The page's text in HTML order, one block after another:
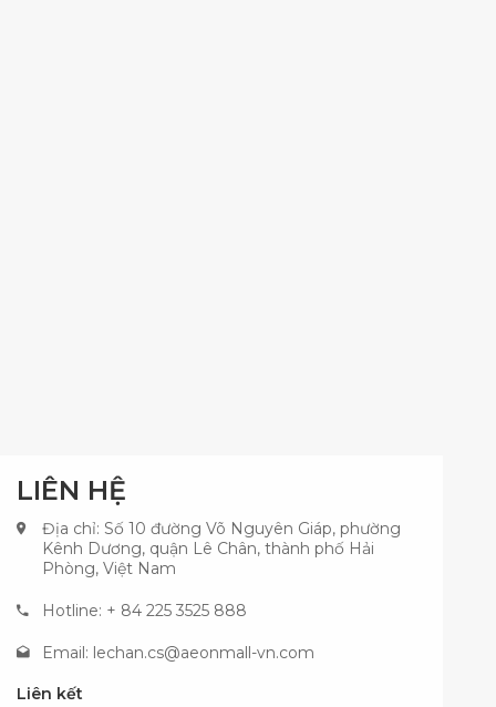
LIÊN HỆ
Địa chỉ: Số 10 đường Võ Nguyên Giáp, phường
Kênh Dương, quận Lê Chân, thành phố Hải
Phòng, Việt Nam
Hotline: + 84 225 3525 888
Email: lechan.cs@aeonmall-vn.com
Liên kết